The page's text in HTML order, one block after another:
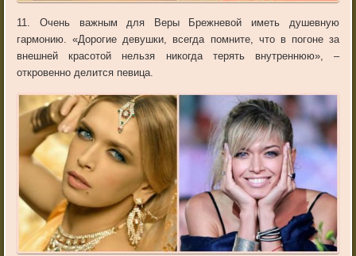
11. Очень важным для Веры Брежневой иметь душевную
гармонию. «Дорогие девушки, всегда помните, что в погоне за
внешней красотой нельзя никогда терять внутреннюю», –
откровенно делится певица.